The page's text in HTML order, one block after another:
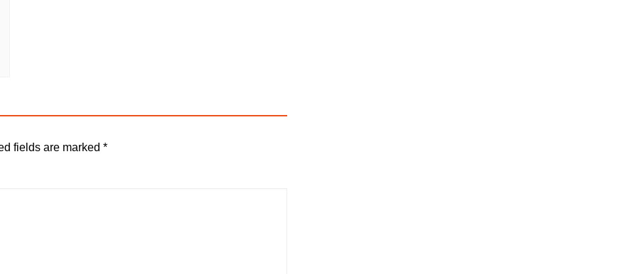
fields are marked *